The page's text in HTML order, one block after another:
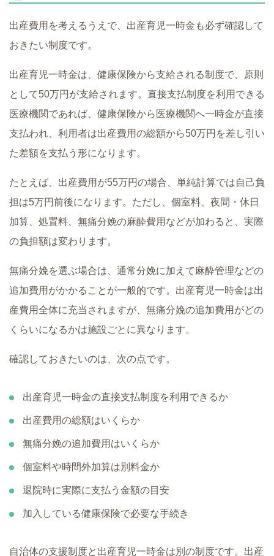
出産費用を考えるうえで、出産育児一時金も必ず確認して
おきたい制度です。
出産育児一時金は、健康保険から支給される制度で、原則
として50万円が支給されます。直接支払制度を利用できる
医療機関であれば、健康保険から医療機関へ一時金が直接
支払われ、利用者は出産費用の総額から50万円を差し引い
た差額を支払う形になります。
たとえば、出産費用が55万円の場合、単純計算では自己負
担は5万円前後になります。ただし、個室料、夜間・休日
加算、処置料、無痛分娩の麻酔費用などが加わると、実際
の負担額は変わります。
無痛分娩を選ぶ場合は、通常分娩に加えて麻酔管理などの
追加費用がかかることが一般的です。出産育児一時金は出
産費用全体に充当されますが、無痛分娩の追加費用がどの
くらいになるかは施設ごとに異なります。
確認しておきたいのは、次の点です。
出産育児一時金の直接支払制度を利用できるか
出産費用の総額はいくらか
無痛分娩の追加費用はいくらか
個室料や時間外加算は別料金か
退院時に実際に支払う金額の目安
加入している健康保険で必要な手続き
自治体の支援制度と出産育児一時金は別の制度です。出産